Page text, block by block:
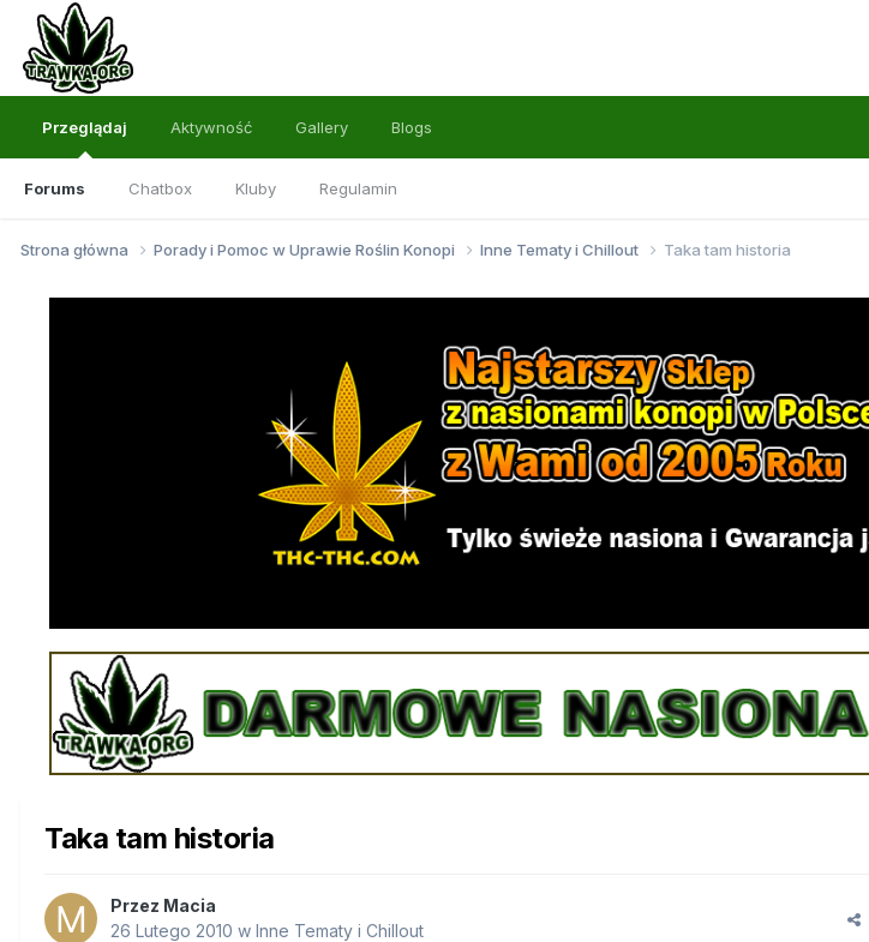
Przeglądaj
Forums Chatbox Kluby Regulamin
Aktywność Gallery Blogs
Strona główna Porady i Pomoc w Uprawie Roślin Konopi Inne Tematy i Chillout Taka tam historia
Taka tam historia
Przez Macia
26 Lutego 2010 w Inne Tematy i Chillout